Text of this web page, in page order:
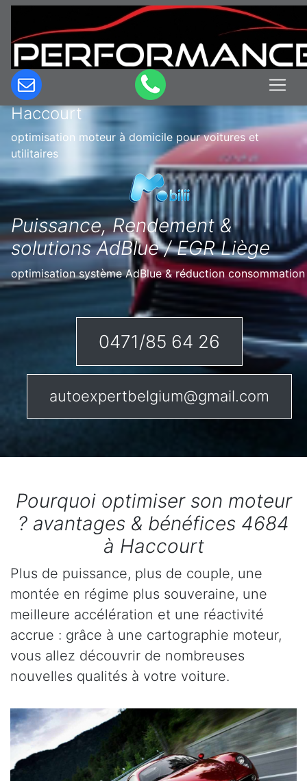
Optimisation & Reprogrammation
moteur à domicile en Belgique à
Haccourt
optimisation moteur à domicile pour voitures et
utilitaires
Puissance, Rendement &
solutions AdBlue / EGR Liège
optimisation système AdBlue & réduction consommation
0471/85 64 26
autoexpertbelgium@gmail.com
Pourquoi optimiser son moteur
? avantages & bénéfices 4684
à Haccourt
Plus de puissance, plus de couple, une
montée en régime plus souveraine, une
meilleure accélération et une réactivité
accrue : grâce à une cartographie moteur,
vous allez découvrir de nombreuses
nouvelles qualités à votre voiture.